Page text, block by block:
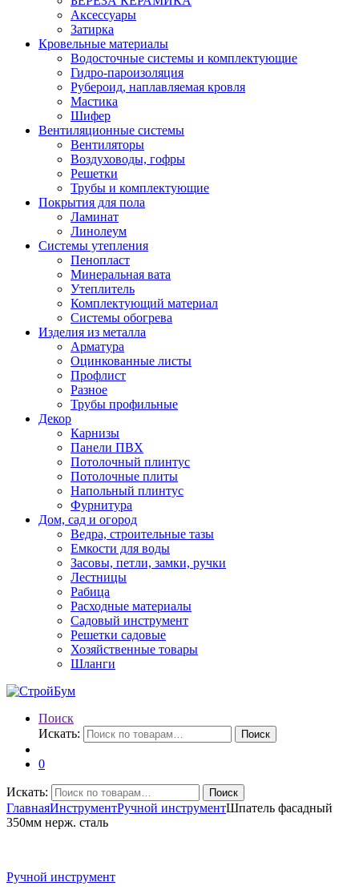
Аксессуары
Затирка
Кровельные материалы
Водосточные системы и комплектующие
Гидро-пароизоляция
Рубероид, наплавляемая кровля
Мастика
Шифер
Вентиляционные системы
Вентиляторы
Воздуховоды, гофры
Решетки
Трубы и комплектующие
Покрытия для пола
Ламинат
Линолеум
Системы утепления
Пенопласт
Минеральная вата
Утеплитель
Комплектующий материал
Системы обогрева
Изделия из металла
Арматура
Оцинкованные листы
Профлист
Разное
Трубы профильные
Декор
Карнизы
Панели ПВХ
Потолочный плинтус
Потолочные плиты
Напольный плинтус
Фурнитура
Дом, сад и огород
Ведра, строительные тазы
Емкости для воды
Засовы, петли, замки, ручки
Лестницы
Рабица
Расходные материалы
Садовый инструмент
Решетки садовые
Хозяйственные товары
Шланги
Поиск
Искать:
Поиск
0
Искать: Поиск
ГлавнаяИнструментРучной инструментШпатель фасадный
350мм нерж. сталь
Ручной инструмент